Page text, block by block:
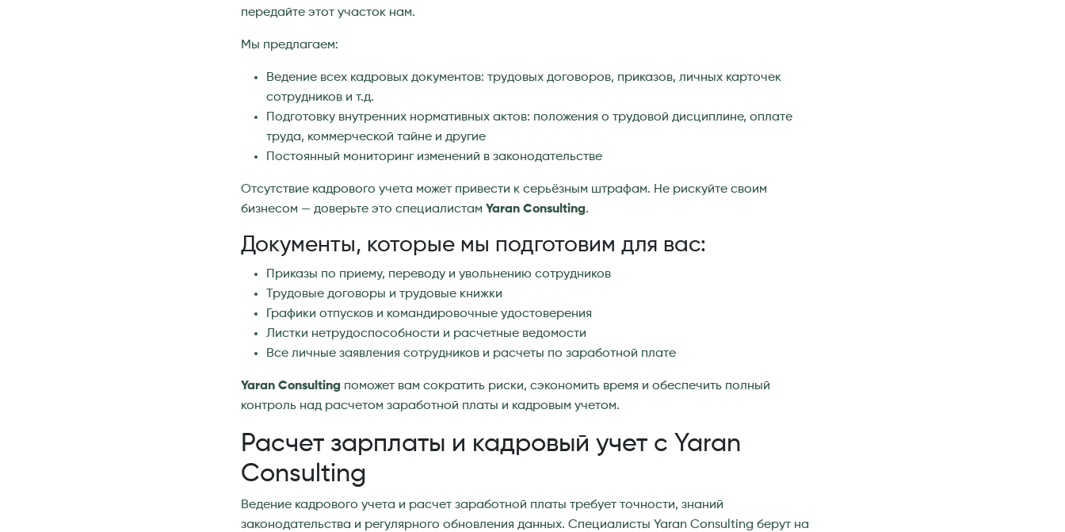
передайте этот участок нам.
Мы предлагаем:
Ведение всех кадровых документов: трудовых договоров, приказов, личных карточек
сотрудников и т.д.
Подготовку внутренних нормативных актов: положения о трудовой дисциплине, оплате
труда, коммерческой тайне и другие
Постоянный мониторинг изменений в законодательстве
Отсутствие кадрового учета может привести к серьёзным штрафам. Не рискуйте своим
бизнесом — доверьте это специалистам Yaran Consulting.
Документы, которые мы подготовим для вас:
Приказы по приему, переводу и увольнению сотрудников
Трудовые договоры и трудовые книжки
Графики отпусков и командировочные удостоверения
Листки нетрудоспособности и расчетные ведомости
Все личные заявления сотрудников и расчеты по заработной плате
Yaran Consulting поможет вам сократить риски, сэкономить время и обеспечить полный
контроль над расчетом заработной платы и кадровым учетом.
Расчет зарплаты и кадровый учет с Yaran
Consulting
Ведение кадрового учета и расчет заработной платы требует точности, знаний
законодательства и регулярного обновления данных. Специалисты Yaran Consulting берут на